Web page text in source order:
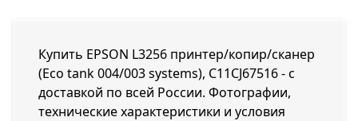
Купить EPSON L3256 принтер/копир/сканер
(Eco tank 004/003 systems), C11CJ67516 - с
доставкой по всей России. Фотографии,
технические характеристики и условия